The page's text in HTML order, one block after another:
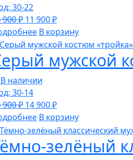
30-22
900₽ Первоначальная
цена
составляла
26
900 ₽.
11 900₽Текущая
цена:
11
900 ₽.
В корзину
мужской
В наличии
30-14
900₽ Первоначальная
цена
составляла
26
900 ₽.
14 900₽Текущая
цена:
14
900 ₽.
В корзину
зелёный